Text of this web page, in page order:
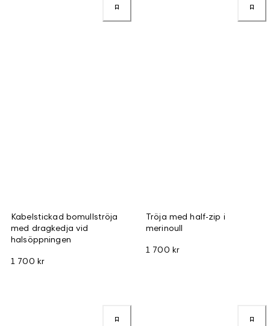
Kabelstickad bomullströja
med dragkedja vid
halsöppningen
1 700 kr
Tröja med half-zip i
merinoull
1 700 kr